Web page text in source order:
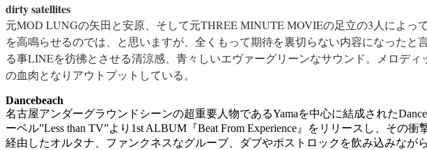
dirty satellites
元MOD LUNGの矢田と安原、そして元THREE MINUTE MOVIEの足立の3人によ
を高鳴らせるのでは、と思いますが、全くもって期待を裏切らない内容になった
る­­事LINEを彷彿とさせる清涼感、青々しいエヴァーグリーンなサウンド。メロデ
の血肉となりアウトプットしている。
Dancebeach
名古屋アンダーグラウンドシーンの超重要人物であるYamaを中心に結成された
ーベル”Less than TV”より1st ALBUM『Beat From Experience』をリリースし、そ
経由したオルタナ、ファンクネスなグルーブ、ダブやポストロックを飲み込みな